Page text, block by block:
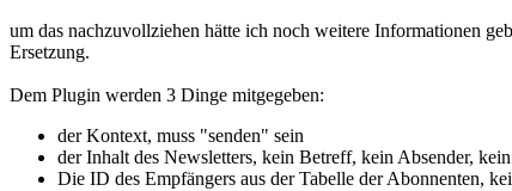
um das nachzuvollziehen hätte ich noch weitere Informationen
Ersetzung.
Dem Plugin werden 3 Dinge mitgegeben:
der Kontext, muss "senden" sein
der Inhalt des Newsletters, kein Betreff, kein Absender,
Die ID des Empfängers aus der Tabelle der Abonnenten,